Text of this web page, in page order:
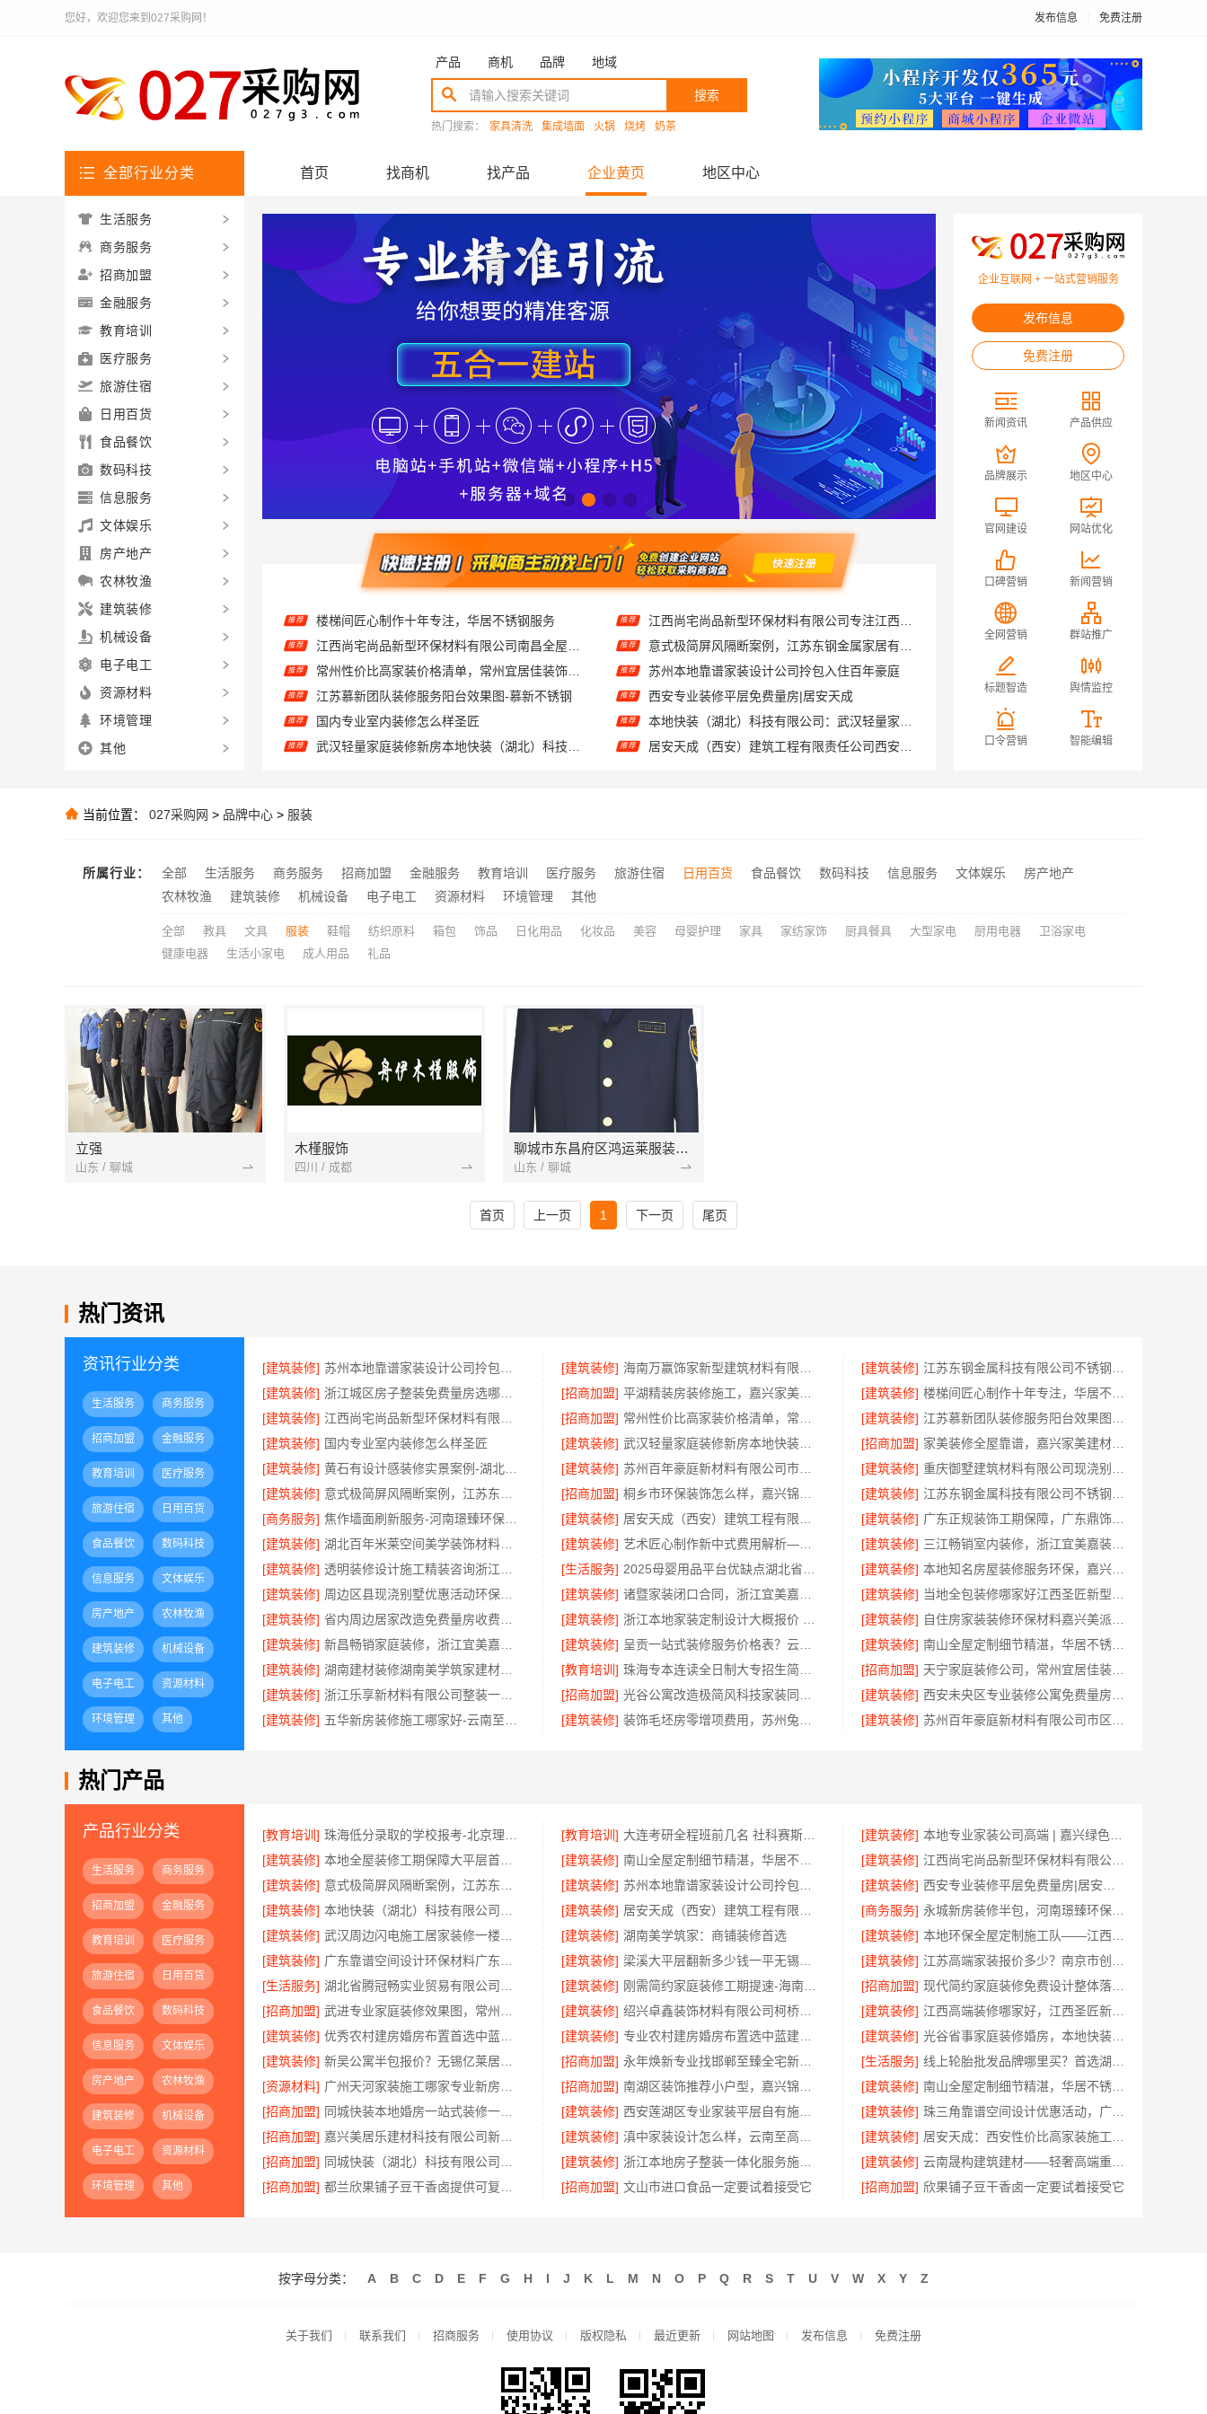
您好，欢迎您来到027采购网！ 发布信息 免费注册
产品 商机 品牌 地域
搜索
热门搜索： 家具清洗 集成墙面 火锅 烧烤 奶茶
全部行业分类 首页 找商机 找产品 企业黄页 地区中心
推荐
推荐 常州性价比高家装价格清单，常州宜居佳装饰工程有限公司透明报价
推荐 江苏慕新团队装修服务阳台效果图-慕新不锈钢
推荐 国内专业室内装修怎么样圣匠
推荐
推荐 家美装修全屋靠谱，嘉兴家美建材科技有限公司服务放心
推荐 平湖精装房装修施工，嘉兴家美建材科技有限公司专业可靠
推荐 意式极简屏风隔断案例，江苏东钢金属家居有限公司
推荐 苏州本地靠谱家装设计公司拎包入住百年豪庭
推荐 西安专业装修平层免费量房|居安天成
推荐
推荐 居安天成（西安）建筑工程有限责任公司西安专业装修平层免费量房
推荐 永城新房装修半包，河南璟臻环保建材有限公司省心选择
推荐 南山全屋定制细节精湛，华居不锈钢品质之选
企业互联网 + 一站式营销服务
发布信息
免费注册
新闻资讯 产品供应
品牌展示 地区中心
官网建设 网站优化
口碑营销 新闻营销
全网营销 群站推广
标题智造 舆情监控
口令营销 智能编辑
生活服务
商务服务
招商加盟
金融服务
教育培训
医疗服务
旅游住宿
日用百货
食品餐饮
数码科技
信息服务
文体娱乐
房产地产
农林牧渔
建筑装修
机械设备
电子电工
资源材料
环境管理
其他
当前位置： 027采购网 > 品牌中心 > 服装
所属行业： 全部 生活服务 商务服务 招商加盟 金融服务 教育培训 医疗服务 旅游住宿 日用百货 食品餐饮 数码科技 信息服务 文体娱乐
房产地产
农林牧渔
建筑装修 机械设备 电子电工 资源材料 环境管理 其他
全部 教具 文具 服装 鞋帽 纺织原料 箱包 饰品 日化用品 化妆品 美容 母婴护理 家具 家纺家饰 厨具餐具 大型家电 厨用电器
卫浴家电
健康电器
生活小家电 成人用品 礼品
立强
山东 / 聊城
木槿服饰
四川 / 成都
聊城市东昌府区鸿运莱服装有限公司
山东 / 聊城
首页 上一页 1 下一页 尾页
热门资讯
资讯行业分类
生活服务 商务服务
招商加盟 金融服务
教育培训 医疗服务
旅游住宿 日用百货
食品餐饮 数码科技
信息服务 文体娱乐
房产地产 农林牧渔
建筑装修 机械设备
电子电工 资源材料
环境管理 其他
[建筑装修] [建筑装修] [建筑装修]
[建筑装修]
[招商加盟] [建筑装修]
楼梯间匠心制作十年专注，华居不锈钢服务
[建筑装修]
[招商加盟] [建筑装修]
[建筑装修] 国内专业室内装修怎么样圣匠 [建筑装修] [招商加盟]
家美装修全屋靠谱，嘉兴家美建材科技有限公司服务放心
[建筑装修]
[建筑装修] [建筑装修]
[建筑装修]
[招商加盟] [建筑装修]
[商务服务]
[建筑装修] [建筑装修]
广东正规装饰工期保障，广东鼎饰空间装饰
[建筑装修]
[建筑装修] [建筑装修]
三江畅销室内装修，浙江宜美嘉装饰工程有限公司值得信赖
[建筑装修]
[生活服务] [建筑装修]
本地知名房屋装修服务环保，嘉兴绿色之家建材科技有限公司守护家庭健康
[建筑装修]
[建筑装修] [建筑装修]
[建筑装修]
[建筑装修] [建筑装修]
[建筑装修]
[建筑装修] [建筑装修]
南山全屋定制细节精湛，华居不锈钢匠造品质空间
[建筑装修]
[教育培训] [招商加盟]
天宁家庭装修公司，常州宜居佳装饰专业团队服务
[建筑装修]
[招商加盟] [建筑装修]
[建筑装修]
[建筑装修] [建筑装修]
热门产品
产品行业分类
生活服务 商务服务
招商加盟 金融服务
教育培训 医疗服务
旅游住宿 日用百货
食品餐饮 数码科技
信息服务 文体娱乐
房产地产 农林牧渔
建筑装修 机械设备
电子电工 资源材料
环境管理 其他
[教育培训] [教育培训] [建筑装修]
[建筑装修]
[建筑装修] [建筑装修]
江西尚宅尚品新型环保材料有限公司专注江西家装奶油风设计
[建筑装修]
[建筑装修] [建筑装修]
[建筑装修]
[建筑装修] [商务服务]
永城新房装修半包，河南璟臻环保建材有限公司省心选择
[建筑装修]
[建筑装修] 湖南美学筑家：商铺装修首选 [建筑装修]
[建筑装修]
[建筑装修] [建筑装修]
[生活服务]
[建筑装修] [招商加盟]
现代简约家庭装修免费设计整体落地——福建尚艺空间新材料科技有限公司
[招商加盟]
[建筑装修] [建筑装修]
江西高端装修哪家好，江西圣匠新型环保材料有限公司
[建筑装修]
[建筑装修] [建筑装修]
光谷省事家庭装修婚房，本地快装（湖北）科技有限公司环保省心
[建筑装修]
[招商加盟] [生活服务]
[资源材料]
[招商加盟] [建筑装修]
南山全屋定制细节精湛，华居不锈钢打造品质家
[招商加盟]
[建筑装修] [建筑装修]
珠三角靠谱空间设计优惠活动，广东鼎饰空间装饰工程有限公司
[招商加盟]
[建筑装修] [建筑装修]
[招商加盟]
[建筑装修] [建筑装修]
云南晟构建筑建材——轻奢高端重钢住宅本地维保
[招商加盟]
[招商加盟] 文山市进口食品一定要试着接受它 [招商加盟] 欣果铺子豆干香卤一定要试着接受它
按字母分类： A B C D E F G H I J K L M N O P Q R S T U V W X Y Z
关于我们 联系我们 招商服务 使用协议 版权隐私 最近更新 网站地图 发布信息 免费注册